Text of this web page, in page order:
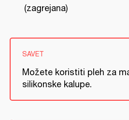
(zagrejana)
SAVET
Možete koristiti pleh za
silikonske kalupe.